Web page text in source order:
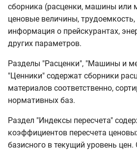
сборника (расценки, машины или
ценовые величины,
информация о прейскурантах,
других параметров.
Разделы "Расценки", "Машины и
"Ценники" содержат сборники
материалов соответственно,
нормативных баз.
Раздел "Индексы пересчета"
коэффициентов пересчета
базисного в текущий уровень